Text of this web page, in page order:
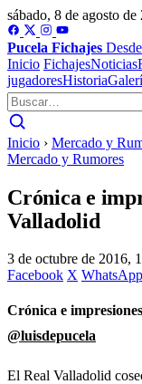
sábado, 8 de agosto de
Pucela Fichajes
Inicio FichajesNoticias
jugadoresHistoria
Inicio › Mercado y
Mercado y Rumores
Crónica e
Valladolid
3 de octubre de 2016,
Facebook X WhatsApp
Crónica e
@luisdepucela
El Real Valladolid